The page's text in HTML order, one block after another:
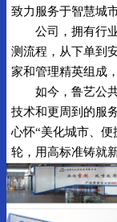
致力服务于智慧城
公司，拥有行
测流程，从下单到
家和管理精英组成
如今，鲁艺公
技术和更周到的服
心怀“美化城市、
轮，用高标准铸就